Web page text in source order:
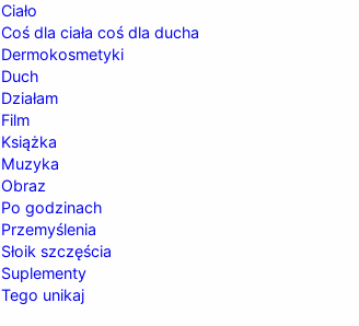
Ciało
Coś dla ciała coś dla ducha
Dermokosmetyki
Duch
Działam
Film
Książka
Muzyka
Obraz
Po godzinach
Przemyślenia
Słoik szczęścia
Suplementy
Tego unikaj